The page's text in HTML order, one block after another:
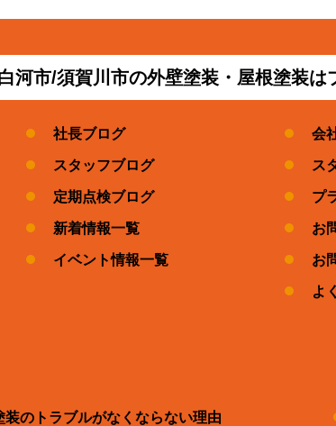
河市/須賀川市の外壁塗装・屋根塗装は
社長ブログ
スタッフブログ
定期点検ブログ
新着情報一覧
イベント情報一覧
会
ス
プ
お
お
よ
装のトラブルがなくならない理由